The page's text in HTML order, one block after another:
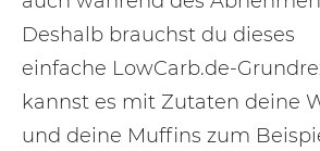
Deshalb brauchst du dieses
einfache LowCarb.de-
kannst es mit Zutaten deine
und deine Muffins zum